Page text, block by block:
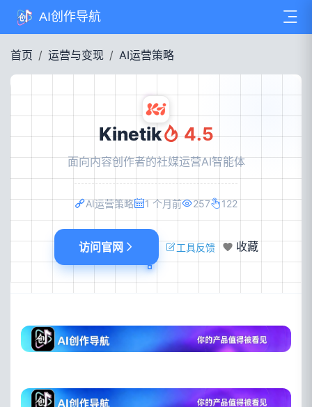
AI创作导航
首页 运营与变现 AI运营策略
Kinetik 4.5
面向内容创作者的社媒运营AI智能体
AI运营策略 1 个月前 257 122
访问官网 工具反馈 收藏